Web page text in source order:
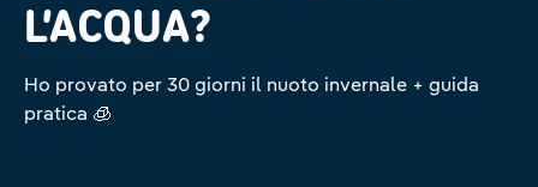
L’ACQUA?
Ho provato per 30 giorni il nuoto invernale + guida
pratica 🧊